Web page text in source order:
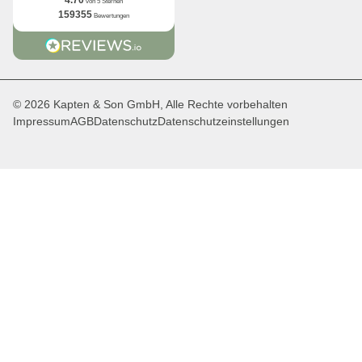
159355 Bewertungen
© 2026 Kapten & Son GmbH, Alle Rechte vorbehalten
ImpressumAGBDatenschutzDatenschutzeinstellungen